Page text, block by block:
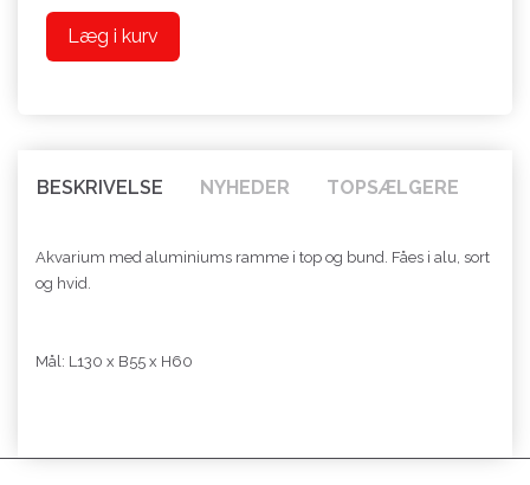
Læg i kurv
BESKRIVELSE NYHEDER TOPSÆLGERE
Akvarium med aluminiums ramme i top og bund. Fåes i alu, sort
og hvid.
Mål: L130 x B55 x H60